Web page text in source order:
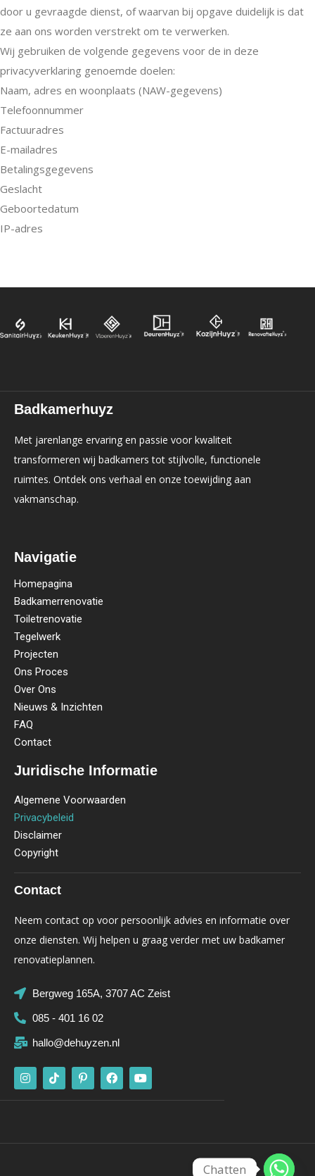
door u gevraagde dienst, of waarvan bij opgave duidelijk is dat
ze aan ons worden verstrekt om te verwerken.
Wij gebruiken de volgende gegevens voor de in deze
privacyverklaring genoemde doelen:
Naam, adres en woonplaats (NAW-gegevens)
Telefoonnummer
Factuuradres
E-mailadres
Betalingsgegevens
Geslacht
Geboortedatum
IP-adres
Badkamerhuyz
Met jarenlange ervaring en passie voor kwaliteit
transformeren wij badkamers tot stijlvolle, functionele
ruimtes. Ontdek ons verhaal en onze toewijding aan
vakmanschap.
Navigatie
Homepagina
Badkamerrenovatie
Toiletrenovatie
Tegelwerk
Projecten
Ons Proces
Over Ons
Nieuws & Inzichten
FAQ
Contact
Juridische Informatie
Algemene Voorwaarden
Privacybeleid
Disclaimer
Copyright
Contact
Neem contact op voor persoonlijk advies en informatie over
onze diensten. Wij helpen u graag verder met uw badkamer
renovatieplannen.
Bergweg 165A, 3707 AC Zeist
085 - 401 16 02
hallo@dehuyzen.nl
Chatten